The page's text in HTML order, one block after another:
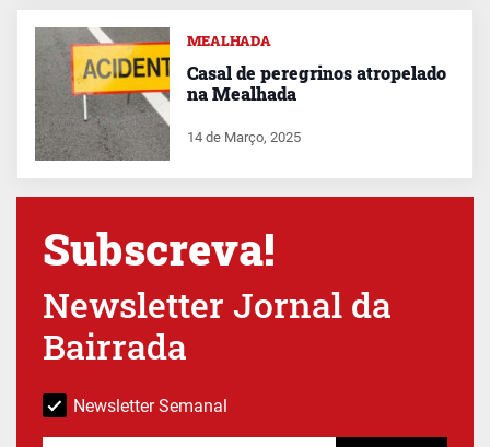
MEALHADA
Casal de peregrinos atropelado
na Mealhada
14 de Março, 2025
Subscreva!
Newsletter Jornal da
Bairrada
Newsletter Semanal